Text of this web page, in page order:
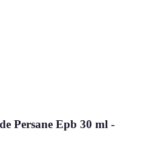
Persane Epb 30 ml -